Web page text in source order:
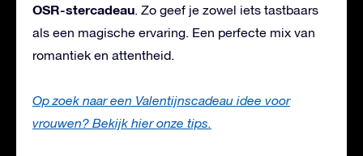
OSR-stercadeau . Zo geef je zowel iets tastbaars
als een magische ervaring. Een perfecte mix van
romantiek en attentheid.
Op zoek naar een Valentijnscadeau idee voor
vrouwen? Bekijk hier onze tips.